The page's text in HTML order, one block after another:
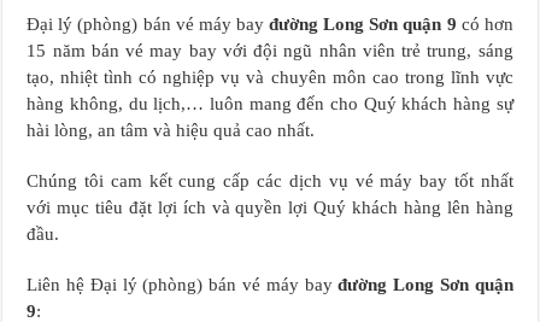
Đại lý (phòng) bán vé máy bayđường Long Sơn quận 9 có hơn
15 năm bán vé may bay với đội ngũ nhân viên trẻ trung, sáng
tạo, nhiệt tình có nghiệp vụ và chuyên môn cao trong lĩnh vực
hàng không, du lịch,… luôn mang đến cho Quý khách hàng sự
hài lòng, an tâm và hiệu quả cao nhất.
Chúng tôi cam kết cung cấp các dịch vụ vé máy bay tốt nhất
với mục tiêu đặt lợi ích và quyền lợi Quý khách hàng lên hàng
đầu.
Liên hệ Đại lý (phòng) bán vé máy bayđường Long Sơn quận
9: